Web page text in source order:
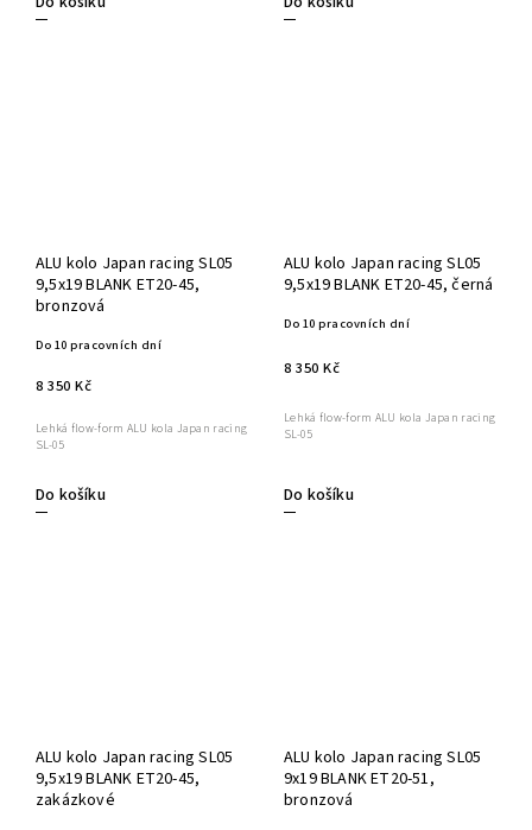
ALU kolo Japan racing SL05
9,5x19 BLANK ET20-45,
bronzová
Do 10 pracovních dní
8 350 Kč
Do košíku
Lehká flow-form ALU kola Japan racing
SL-05
ALU kolo Japan racing SL05
9,5x19 BLANK ET20-45, černá
Do 10 pracovních dní
8 350 Kč
Do košíku
Lehká flow-form ALU kola Japan racing
SL-05
ALU kolo Japan racing SL05
9,5x19 BLANK ET20-45,
zakázkové
ALU kolo Japan racing SL05
9x19 BLANK ET20-51,
bronzová